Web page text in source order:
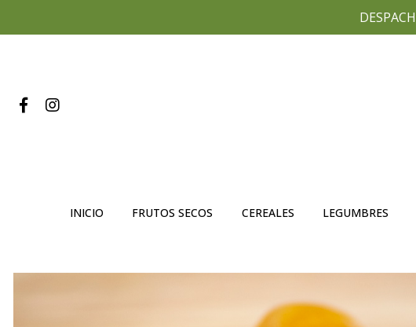
INICIO FRUTOS SECOS CEREALES LEGUMBRES